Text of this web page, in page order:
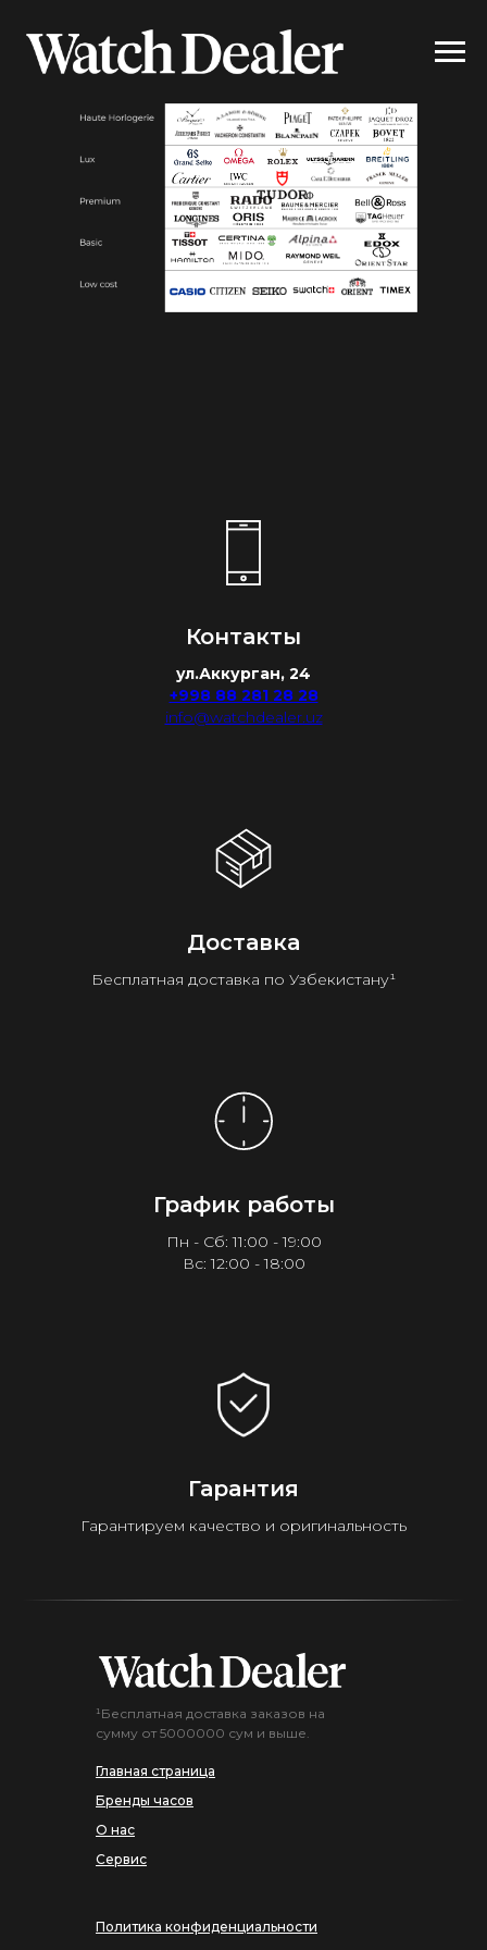
Контакты
ул.Аккурган, 24
+998 88 281 28 28
info@watchdealer.uz
Доставка
Бесплатная доставка по Узбекистану¹
График работы
Пн - Сб: 11:00 - 19:00
Вс: 12:00 - 18:00
Гарантия
Гарантируем качество и оригинальность
Главная страница
Бренды часов
О нас
Сервис
¹Бесплатная доставка заказов на
сумму от 5000000 сум и выше.
Политика конфиденциальности